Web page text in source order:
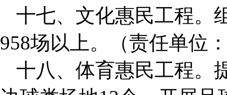
十七、文化惠民工程。
958场以上。（责任单位
十八、体育惠民工程。